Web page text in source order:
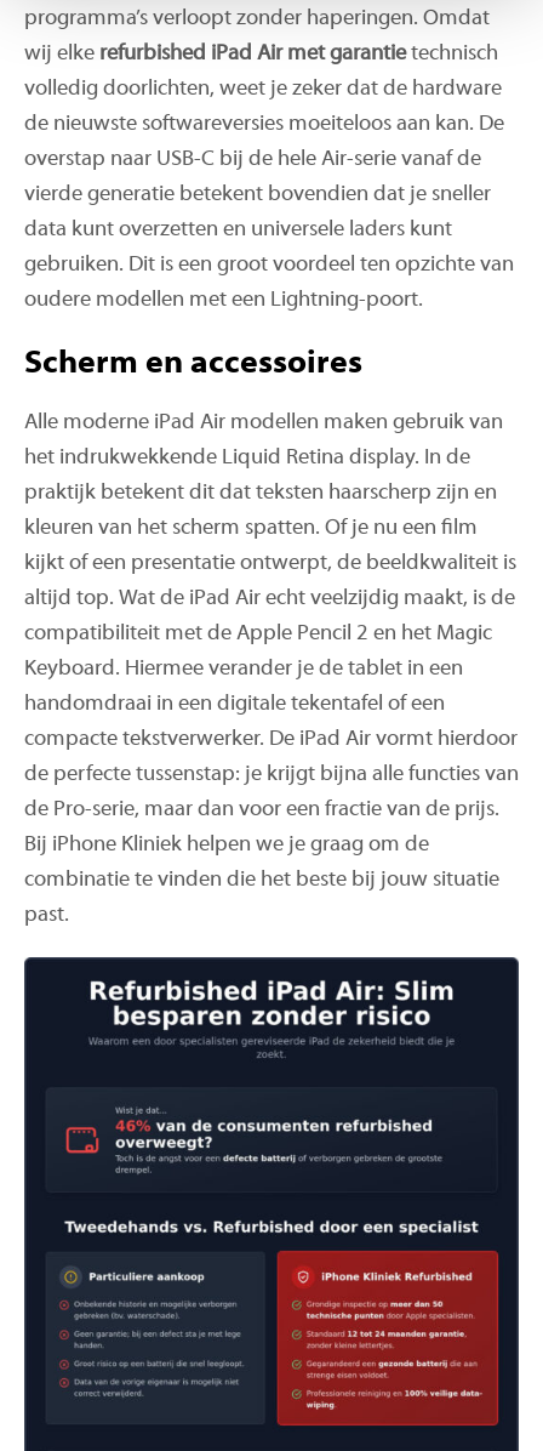
programma’s verloopt zonder haperingen. Omdat
wij elke refurbished iPad Air met garantietechnisch
volledig doorlichten, weet je zeker dat de hardware
de nieuwste softwareversies moeiteloos aan kan. De
overstap naar USB-C bij de hele Air-serie vanaf de
vierde generatie betekent bovendien dat je sneller
data kunt overzetten en universele laders kunt
gebruiken. Dit is een groot voordeel ten opzichte van
oudere modellen met een Lightning-poort.
Scherm en accessoires
Alle moderne iPad Air modellen maken gebruik van
het indrukwekkende Liquid Retina display. In de
praktijk betekent dit dat teksten haarscherp zijn en
kleuren van het scherm spatten. Of je nu een film
kijkt of een presentatie ontwerpt, de beeldkwaliteit is
altijd top. Wat de iPad Air echt veelzijdig maakt, is de
compatibiliteit met de Apple Pencil 2 en het Magic
Keyboard. Hiermee verander je de tablet in een
handomdraai in een digitale tekentafel of een
compacte tekstverwerker. De iPad Air vormt hierdoor
de perfecte tussenstap: je krijgt bijna alle functies van
de Pro-serie, maar dan voor een fractie van de prijs.
Bij iPhone Kliniek helpen we je graag om de
combinatie te vinden die het beste bij jouw situatie
past.